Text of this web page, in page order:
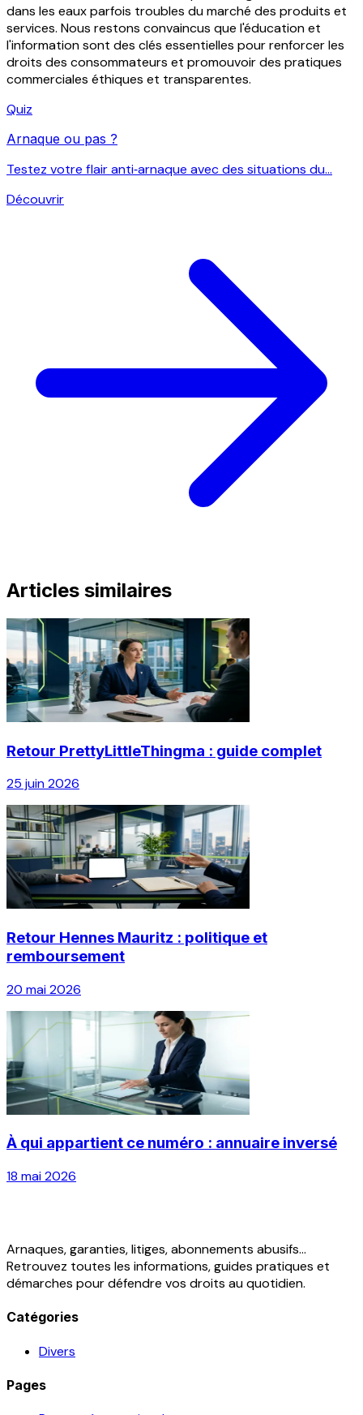
dans les eaux parfois troubles du marché des produits et
services. Nous restons convaincus que l'éducation et
l'information sont des clés essentielles pour renforcer les
droits des consommateurs et promouvoir des pratiques
commerciales éthiques et transparentes.
Quiz
Arnaque ou pas ?
Testez votre flair anti‑arnaque avec des situations du...
Découvrir
Articles similaires
Retour PrettyLittleThingma : guide complet
25 juin 2026
Retour Hennes Mauritz : politique et
remboursement
20 mai 2026
À qui appartient ce numéro : annuaire inversé
18 mai 2026
Arnaques, garanties, litiges, abonnements abusifs...
Retrouvez toutes les informations, guides pratiques et
démarches pour défendre vos droits au quotidien.
Catégories
Divers
Pages